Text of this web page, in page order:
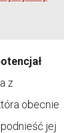
z
obecnie
jej